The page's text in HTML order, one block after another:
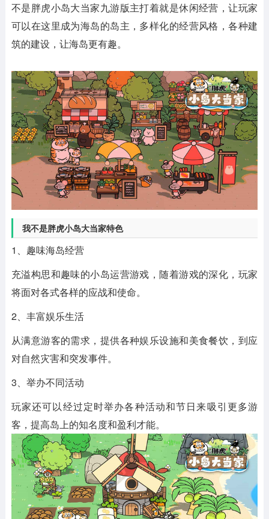
不是胖虎小岛大当家九游版主打着就是休闲经营，让玩家
可以在这里成为海岛的岛主，多样化的经营风格，各种建
筑的建设，让海岛更有趣。
我不是胖虎小岛大当家特色
1、趣味海岛经营
充溢构思和趣味的小岛运营游戏，随着游戏的深化，玩家
将面对各式各样的应战和使命。
2、丰富娱乐生活
从满意游客的需求，提供各种娱乐设施和美食餐饮，到应
对自然灾害和突发事件。
3、举办不同活动
玩家还可以经过定时举办各种活动和节日来吸引更多游
客，提高岛上的知名度和盈利才能。